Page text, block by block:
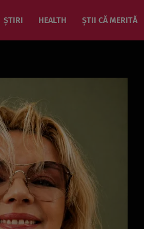
ȘTIRI HEALTH ȘTII CĂ MERITĂ